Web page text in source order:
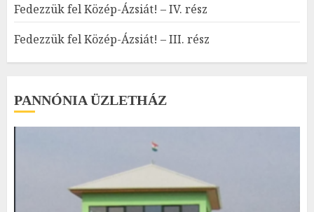
Fedezzük fel Közép-Ázsiát! – IV. rész
Fedezzük fel Közép-Ázsiát! – III. rész
PANNÓNIA ÜZLETHÁZ